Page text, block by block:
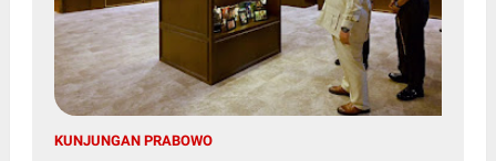
KUNJUNGAN PRABOWO